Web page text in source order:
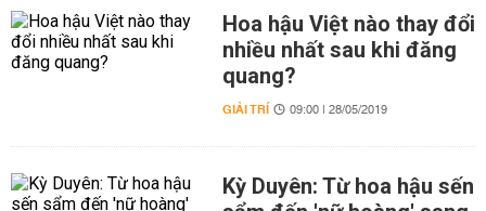
Hoa hậu Việt nào thay đổi
nhiều nhất sau khi đăng
quang?
GIẢI TRÍ 09:00 | 28/05/2019
Kỳ Duyên: Từ hoa hậu sến